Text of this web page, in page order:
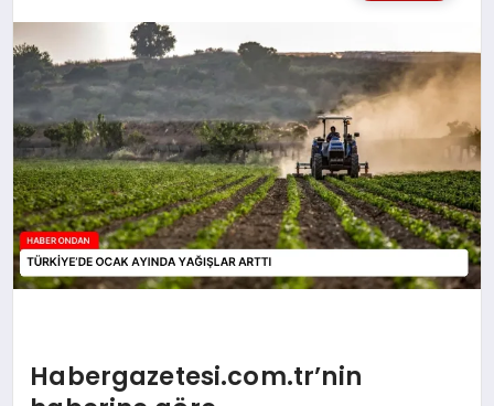
TEKNOLOJI
YAŞAM
Habergazetesi.com.tr’nin